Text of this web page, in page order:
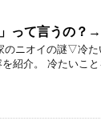
って言うの？
ニオイの謎▽冷
紹介。 冷たいこ